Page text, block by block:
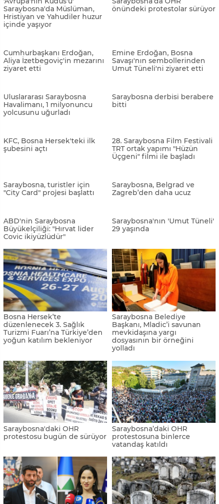
Saraybosna'daki Göç
Konferansı'nda konuştu:
"İnsani olarak her türlü adımı
şirketlere ihale
içinde yaşıyor
Saraybosna’da OHR
Cumhurbaşkanı Erdoğan,
Aliya İzetbegoviç'in mezarını
ziyaret etti
Emine Erdoğan, Bosna
Savaşı'nın sembollerinden
Umut Tüneli'ni ziyaret etti
Havalimanı, 1 milyonuncu
yolcusunu uğurladı
Saraybosna derbisi berabere
bitti
KFC, Bosna Hersek'teki ilk
şubesini açtı
28. Saraybosna Film Festivali
TRT ortak yapımı "Hüzün
Üçgeni" filmi ile başladı
Saraybosna, Belgrad ve
ABD'nin Saraybosna
Büyükelçiliği: "Hırvat lider
Covic ikiyüzlüdür"
Saraybosna'nın 'Umut Tüneli'
29 yaşında